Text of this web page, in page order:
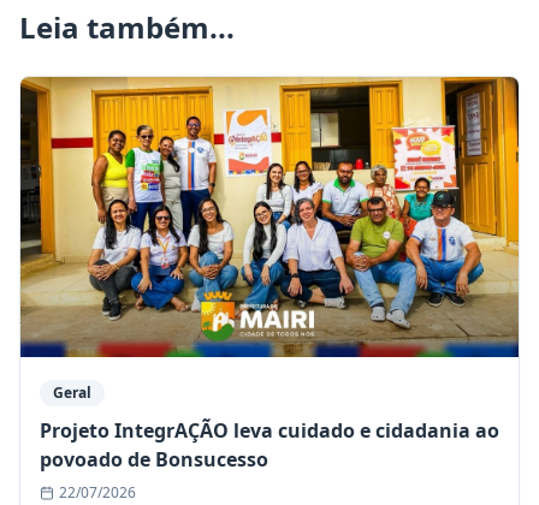
Leia também...
Geral
Projeto IntegrAÇÃO leva cuidado e cidadania ao
povoado de Bonsucesso
22/07/2026